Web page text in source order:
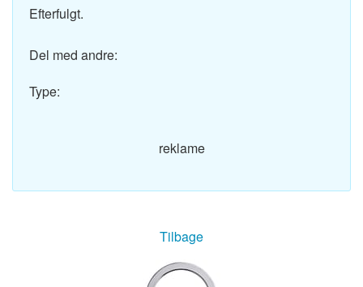
Efterfulgt.
Del med andre:
Type:
reklame
Tilbage